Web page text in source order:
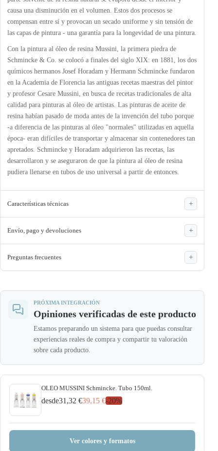
causa una disminución en el volumen. Estos dos procesos se
compensan entre sí y provocan un secado uniforme y sin tensión de
las capas de pintura - una garantía para la longevidad de una pintura.
Con la pintura al óleo de resina Mussini, la primera piedra de
Schmincke & Co. se colocó a finales del siglo XIX: en 1881, los dos
químicos hermanos Josef Horadam y Hermann Schmincke fundaron
en la Academia de Florencia las antiguas recetas maestras del pintor
y profesor Cesare Mussini, en busca de recetas tradicionales de alta
calidad para pinturas al óleo de artistas. Las pinturas de aceite de
resina habían pasado de moda antes de la invención del tubo porque
-a diferencia de las pinturas al óleo "normales" utilizadas en aquella
época- eran difíciles de transportar y almacenar sin contenedores tan
apretados. Schmincke y Horadam adquirieron las recetas, las
desarrollaron y se aseguraron de que la pintura al óleo de resina
pudiera llenarse en tubos de uso universal a partir de entonces.
Características técnicas
Envío, pago y devoluciones
Preguntas frecuentes
PRÓXIMA INTEGRACIÓN
Opiniones verificadas de este producto
Estamos preparando un sistema para que puedas consultar
experiencias reales de compra y compartir tu valoración
sobre cada producto.
OLEO MUSSINI Schmincke. Tubo 150ml.
desde31,32 €39,15 €-20%
Ver colores y formatos